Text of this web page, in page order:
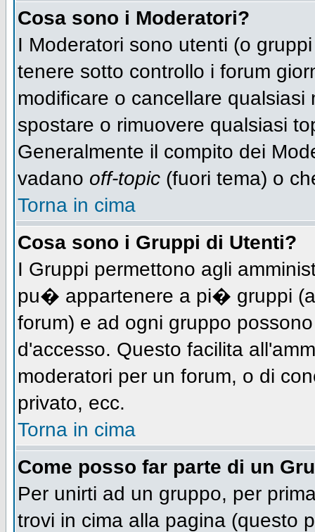
Cosa sono i Moderatori?
I Moderatori sono utenti (o
tenere sotto controllo i forum
modificare o cancellare
spostare o rimuovere qualsiasi
Generalmente il compito dei
vadano off-topic (fuori tema) o
Torna in cima
Cosa sono i Gruppi di Utenti?
I Gruppi permettono agli
pu� appartenere a pi� gruppi
forum) e ad ogni gruppo
d'accesso. Questo facilita
moderatori per un forum, o di
privato, ecc.
Torna in cima
Come posso far parte di un
Per unirti ad un gruppo, per
trovi in cima alla pagina (questo